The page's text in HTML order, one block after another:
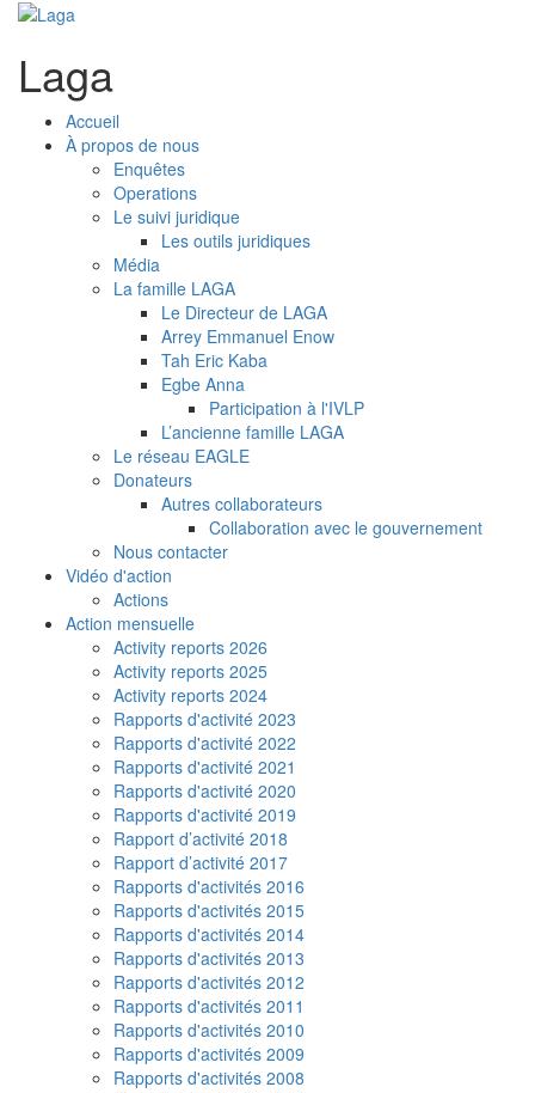
Laga
Accueil
À propos de nous
Enquêtes
Operations
Le suivi juridique
Les outils juridiques
Média
La famille LAGA
Le Directeur de LAGA
Arrey Emmanuel Enow
Tah Eric Kaba
Egbe Anna
Participation à l'IVLP
L’ancienne famille LAGA
Le réseau EAGLE
Donateurs
Autres collaborateurs
Collaboration avec le gouvernement
Nous contacter
Vidéo d'action
Actions
Action mensuelle
Activity reports 2026
Activity reports 2025
Activity reports 2024
Rapports d'activité 2023
Rapports d'activité 2022
Rapports d'activité 2021
Rapports d'activité 2020
Rapports d'activité 2019
Rapport d’activité 2018
Rapport d’activité 2017
Rapports d'activités 2016
Rapports d'activités 2015
Rapports d'activités 2014
Rapports d'activités 2013
Rapports d'activités 2012
Rapports d'activités 2011
Rapports d'activités 2010
Rapports d'activités 2009
Rapports d'activités 2008